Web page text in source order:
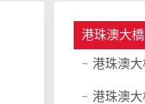
港珠澳大
港珠澳
港珠澳